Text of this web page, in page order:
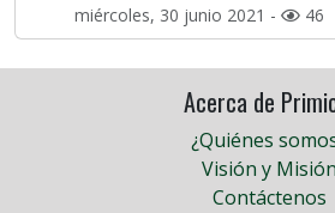
miércoles, 30 junio 2021 - 46
Acerca de
¿Quiénes
Visión y Misión
Contáctenos